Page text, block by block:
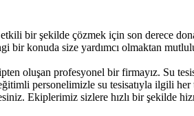
etkili bir şekilde çözmek için son derece
bir konuda size yardımcı olmaktan
oluşan profesyonel bir firmayız. Su
personelimizle su tesisatıyla ilgili
Ekiplerimiz sizlere hızlı bir şekilde